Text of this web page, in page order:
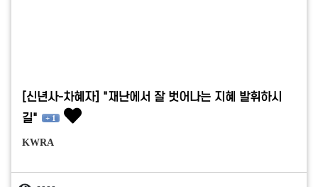
[신년사-차혜자] "재난에서 잘 벗어나는 지혜 발휘하시
길"
+ 1
KWRA